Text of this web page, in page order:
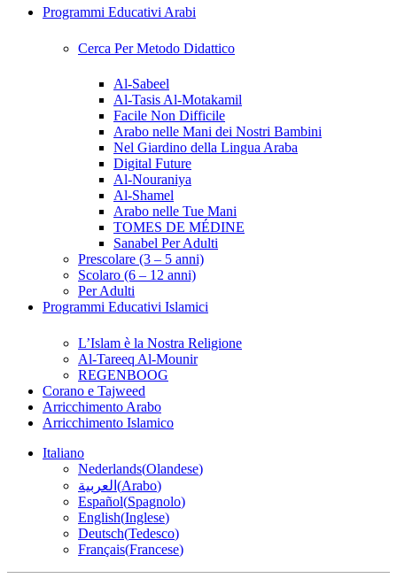
Programmi Educativi Arabi
Cerca Per Metodo Didattico
Al-Sabeel
Al-Tasis Al-Motakamil
Facile Non Difficile
Arabo nelle Mani dei Nostri Bambini
Nel Giardino della Lingua Araba
Digital Future
Al-Nouraniya
Al-Shamel
Arabo nelle Tue Mani
TOMES DE MÉDINE
Sanabel Per Adulti
Prescolare (3 – 5 anni)
Scolaro (6 – 12 anni)
Per Adulti
Programmi Educativi Islamici
L’Islam è la Nostra Religione
Al-Tareeq Al-Mounir
REGENBOOG
Corano e Tajweed
Arricchimento Arabo
Arricchimento Islamico
Italiano
Nederlands(Olandese)
العربية (Arabo)
Español(Spagnolo)
English(Inglese)
Deutsch(Tedesco)
Français(Francese)